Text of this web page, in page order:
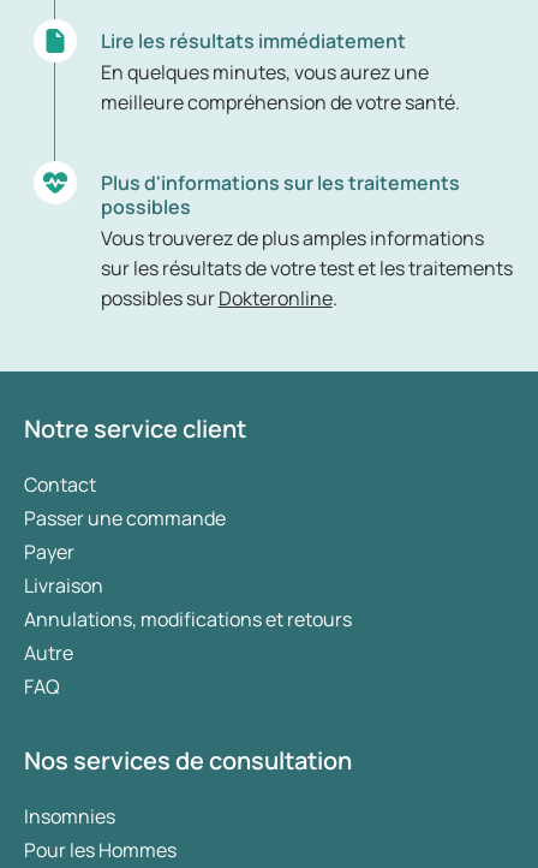
Lire les résultats immédiatement
En quelques minutes, vous aurez une
meilleure compréhension de votre santé.
Plus d'informations sur les traitements
possibles
Vous trouverez de plus amples informations
sur les résultats de votre test et les traitements
possibles surDokteronline.
Notre service client
Contact
Passer une commande
Payer
Livraison
Annulations, modifications et retours
Autre
FAQ
Nos services de consultation
Insomnies
Pour les Hommes